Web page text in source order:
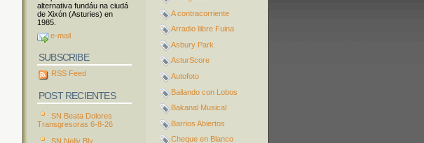
A contracorriente
Arradio llibre Fuina
Asbury Park
AsturScore
Autofoto
Bailando con Lobos
Bakanal Musical
Barrios Abiertos
Cheque en Blanco
alternativa fundáu na ciudá
de Xixón (Asturies) en
1985.
e-mail
SUBSCRIBE
RSS Feed
POST RECIENTES
SN Beata Dolores
Transgresoras 6-8-26
SN Nelly Bly